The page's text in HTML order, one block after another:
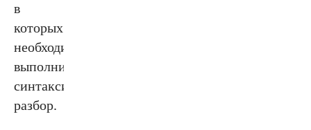
в
которых
необходимо
выполнить
синтаксический
разбор.